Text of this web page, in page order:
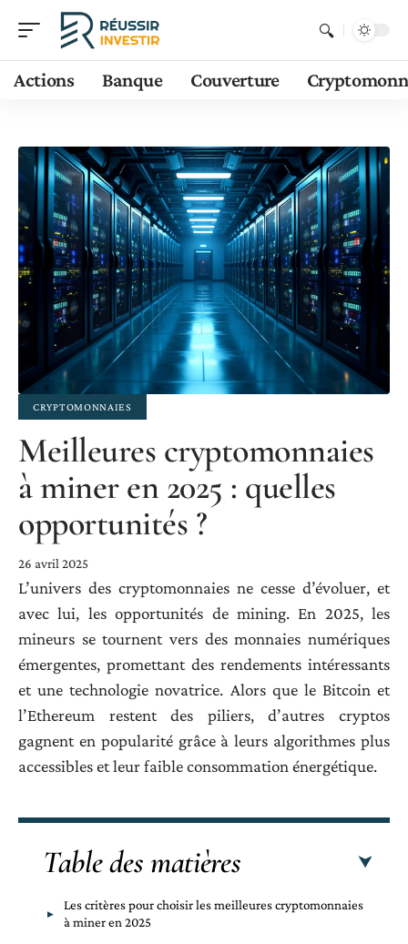
Actions Banque Couverture
CRYPTOMONNAIES
Meilleures cryptomonnaies
à miner en 2025 : quelles
opportunités ?
26 avril 2025
L’univers des cryptomonnaies ne cesse d’évoluer, et
avec lui, les opportunités de mining. En 2025, les
mineurs se tournent vers des monnaies numériques
émergentes, promettant des rendements intéressants
et une technologie novatrice. Alors que le Bitcoin et
l’Ethereum restent des piliers, d’autres cryptos
gagnent en popularité grâce à leurs algorithmes plus
accessibles et leur faible consommation énergétique.
Table des matières
Les critères pour choisir les meilleures cryptomonnaies
à miner en 2025